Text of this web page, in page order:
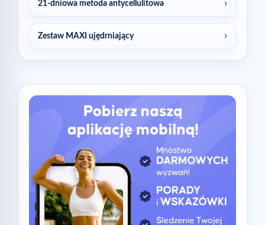
21-dniowa metoda antycellulitowa
Zestaw MAXI ujędrniający